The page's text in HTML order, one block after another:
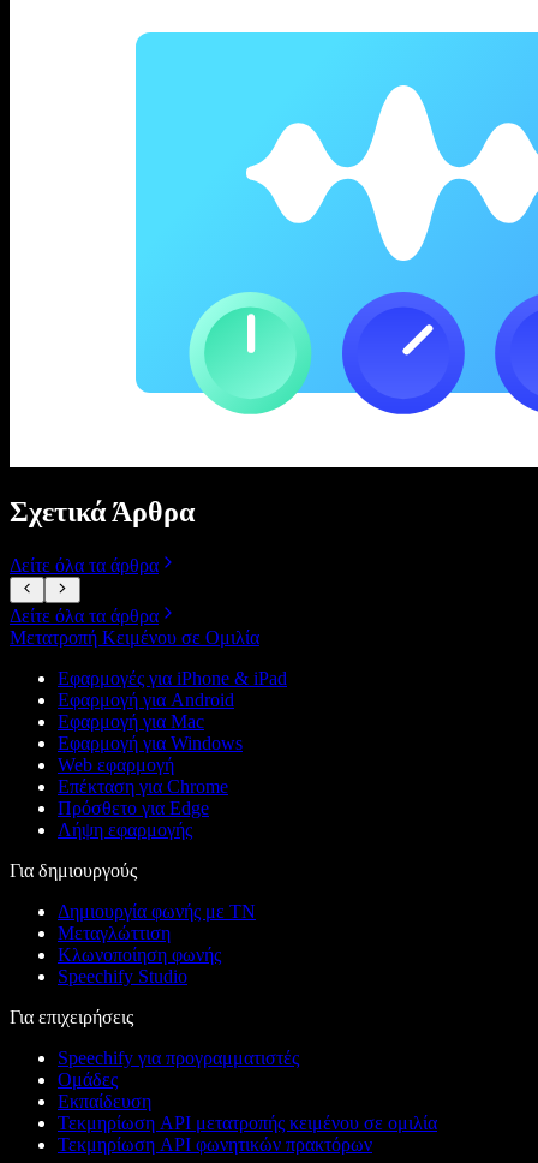
Σχετικά Άρθρα
Δείτε όλα τα άρθρα
Δείτε όλα τα άρθρα
Μετατροπή Κειμένου σε Ομιλία
Εφαρμογές για iPhone & iPad
Εφαρμογή για Android
Εφαρμογή για Mac
Εφαρμογή για Windows
Web εφαρμογή
Επέκταση για Chrome
Πρόσθετο για Edge
Λήψη εφαρμογής
Για δημιουργούς
Δημιουργία φωνής με ΤΝ
Μεταγλώττιση
Κλωνοποίηση φωνής
Speechify Studio
Για επιχειρήσεις
Speechify για προγραμματιστές
Ομάδες
Εκπαίδευση
Τεκμηρίωση API μετατροπής κειμένου σε ομιλία
Τεκμηρίωση API φωνητικών πρακτόρων